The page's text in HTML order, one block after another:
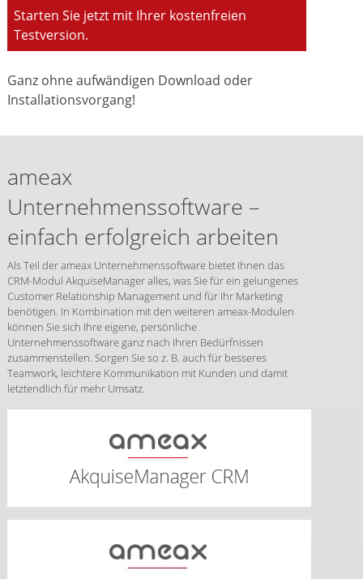
Starten Sie jetzt mit Ihrer kostenfreien
Testversion.
Ganz ohne aufwändigen Download oder
Installationsvorgang!
ameax
Unternehmenssoftware –
einfach erfolgreich arbeiten
Als Teil der ameax Unternehmenssoftware bietet Ihnen das
CRM-Modul AkquiseManager alles, was Sie für ein gelungenes
Customer Relationship Management und für Ihr Marketing
benötigen. In Kombination mit den weiteren ameax-Modulen
können Sie sich Ihre eigene, persönliche
Unternehmenssoftware ganz nach Ihren Bedürfnissen
zusammenstellen. Sorgen Sie so z. B. auch für besseres
Teamwork, leichtere Kommunikation mit Kunden und damit
letztendlich für mehr Umsatz.